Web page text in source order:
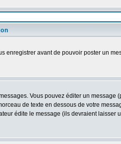
avant de pouvoir poster un
Vous pouvez éditer un
de texte en dessous de votre
édite le message (ils devraient